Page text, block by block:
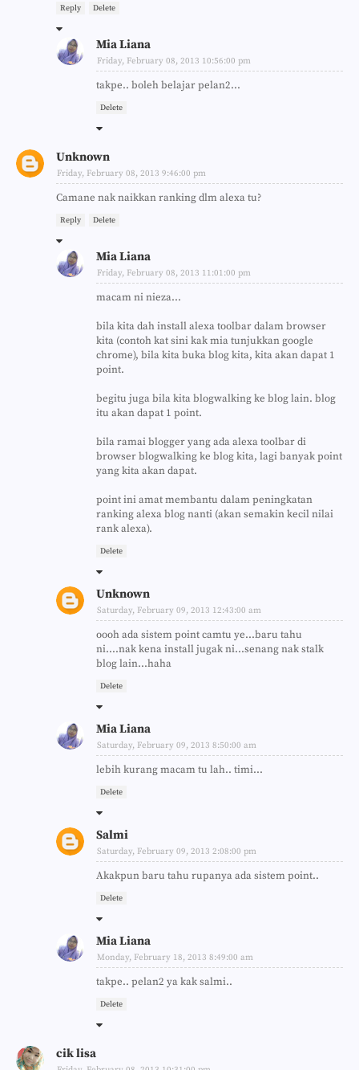
Reply Delete
Mia Liana
Friday, February 08, 2013 10:56:00 pm
takpe.. boleh belajar pelan2...
Delete
Unknown
Friday, February 08, 2013 9:46:00 pm
Camane nak naikkan ranking dlm alexa tu?
Reply Delete
Mia Liana
Friday, February 08, 2013 11:01:00 pm
macam ni nieza...
bila kita dah install alexa toolbar dalam browser
kita (contoh kat sini kak mia tunjukkan google
chrome), bila kita buka blog kita, kita akan dapat 1
point.
begitu juga bila kita blogwalking ke blog lain. blog
itu akan dapat 1 point.
bila ramai blogger yang ada alexa toolbar di
browser blogwalking ke blog kita, lagi banyak point
yang kita akan dapat.
point ini amat membantu dalam peningkatan
ranking alexa blog nanti (akan semakin kecil nilai
rank alexa).
Delete
Unknown
Saturday, February 09, 2013 12:43:00 am
oooh ada sistem point camtu ye...baru tahu
ni....nak kena install jugak ni...senang nak stalk
blog lain...haha
Delete
Mia Liana
Saturday, February 09, 2013 8:50:00 am
lebih kurang macam tu lah.. timi...
Delete
Salmi
Saturday, February 09, 2013 2:08:00 pm
Akakpun baru tahu rupanya ada sistem point..
Delete
Mia Liana
Monday, February 18, 2013 8:49:00 am
takpe.. pelan2 ya kak salmi..
Delete
cik lisa